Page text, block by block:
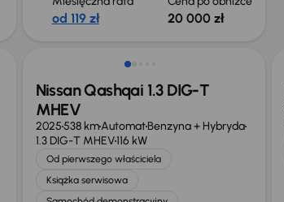
od 119 zł 20 000 zł
Od nowego taniej o 24 578 zł
Nissan Qashqai 1.3 DIG-T
MHEV
2025538 kmAutomatBenzyna + Hybryda
1.3 DIG-T MHEV116 kW
Od pierwszego właściciela
Książka serwisowa